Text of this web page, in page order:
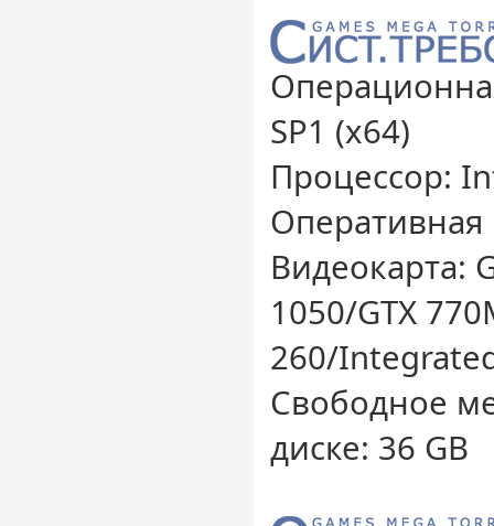
SP1 (x64)
Процессор:
Оперативная
Видеокарта:
1050/GTX
260/
Свободное
диске: 36 GB